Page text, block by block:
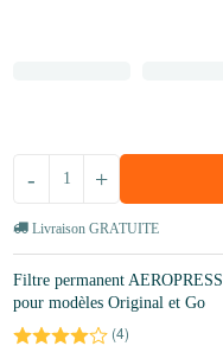
+
-
Livraison GRATUITE
Filtre permanent AEROPRESS
pour modèles Original et Go
(4)